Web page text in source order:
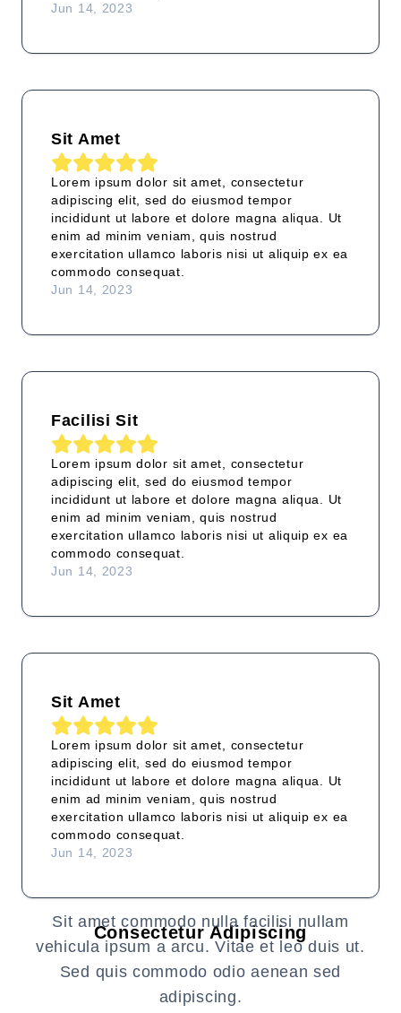
Jun 14, 2023
Sit Amet
Lorem ipsum dolor sit amet, consectetur
adipiscing elit, sed do eiusmod tempor
incididunt ut labore et dolore magna aliqua. Ut
enim ad minim veniam, quis nostrud
exercitation ullamco laboris nisi ut aliquip ex ea
commodo consequat.
Jun 14, 2023
Facilisi Sit
Lorem ipsum dolor sit amet, consectetur
adipiscing elit, sed do eiusmod tempor
incididunt ut labore et dolore magna aliqua. Ut
enim ad minim veniam, quis nostrud
exercitation ullamco laboris nisi ut aliquip ex ea
commodo consequat.
Jun 14, 2023
Sit Amet
Lorem ipsum dolor sit amet, consectetur
adipiscing elit, sed do eiusmod tempor
incididunt ut labore et dolore magna aliqua. Ut
enim ad minim veniam, quis nostrud
exercitation ullamco laboris nisi ut aliquip ex ea
commodo consequat.
Jun 14, 2023
Consectetur Adipiscing
Sit amet commodo nulla facilisi nullam
vehicula ipsum a arcu. Vitae et leo duis ut.
Sed quis commodo odio aenean sed
adipiscing.